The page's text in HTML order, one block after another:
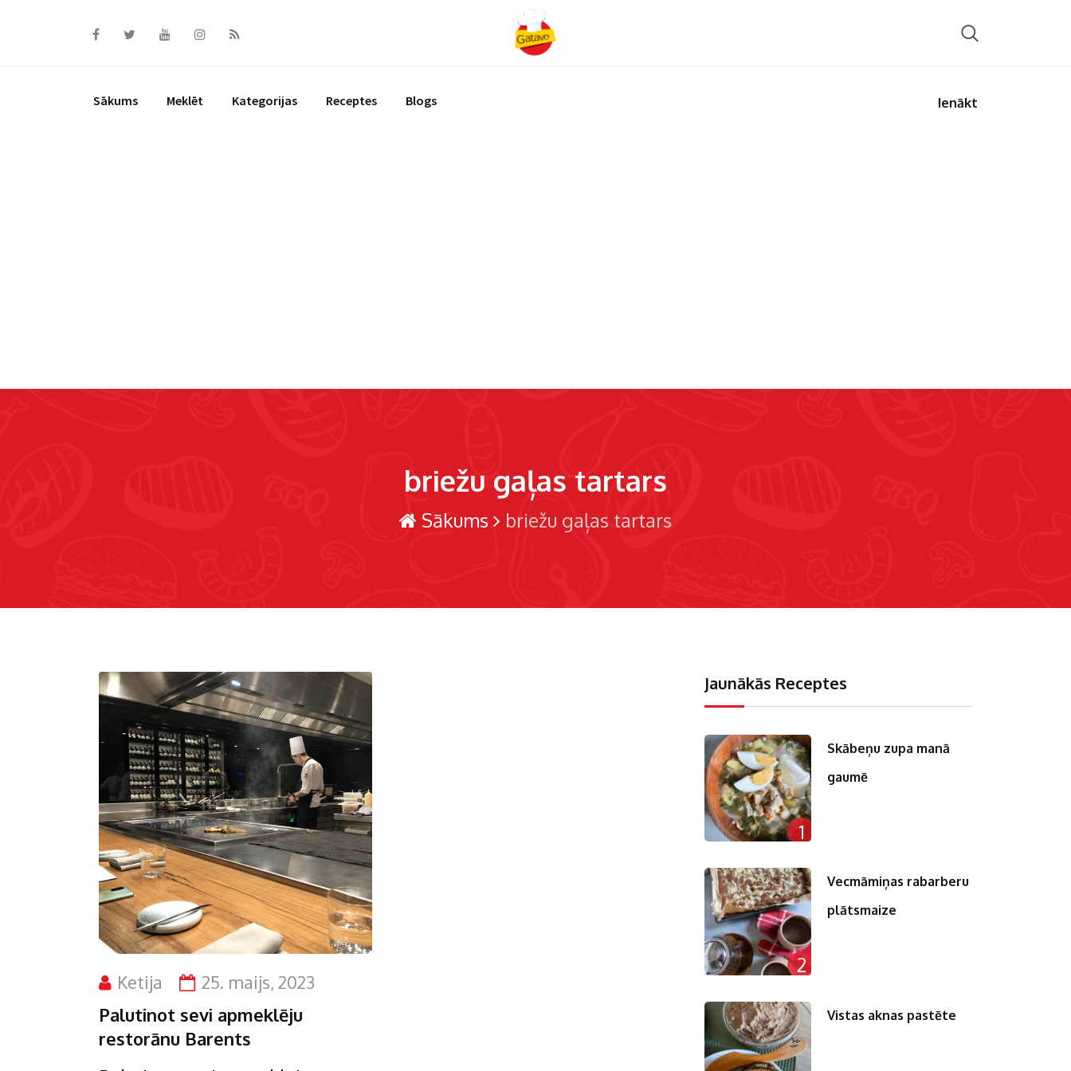
Sākums Meklēt Kategorijas Receptes Blogs Ienākt
briežu gaļas tartars
Sākums briežu gaļas tartars
Ketija 25. maijs, 2023
Palutinot sevi apmeklēju
restorānu Barents
Jaunākās Receptes
1
Skābeņu zupa manā
gaumē
2
Vecmāmiņas rabarberu
plātsmaize
Vistas aknas pastēte